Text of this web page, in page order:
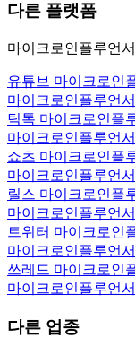
다른 플랫폼
마이크로인플루언
유튜브 마이크로인
마이크로인플루언
틱톡 마이크로인플
마이크로인플루언
쇼츠 마이크로인플
마이크로인플루언
릴스 마이크로인플
마이크로인플루언
트위터 마이크로인
마이크로인플루언
쓰레드 마이크로인
마이크로인플루언
다른 업종